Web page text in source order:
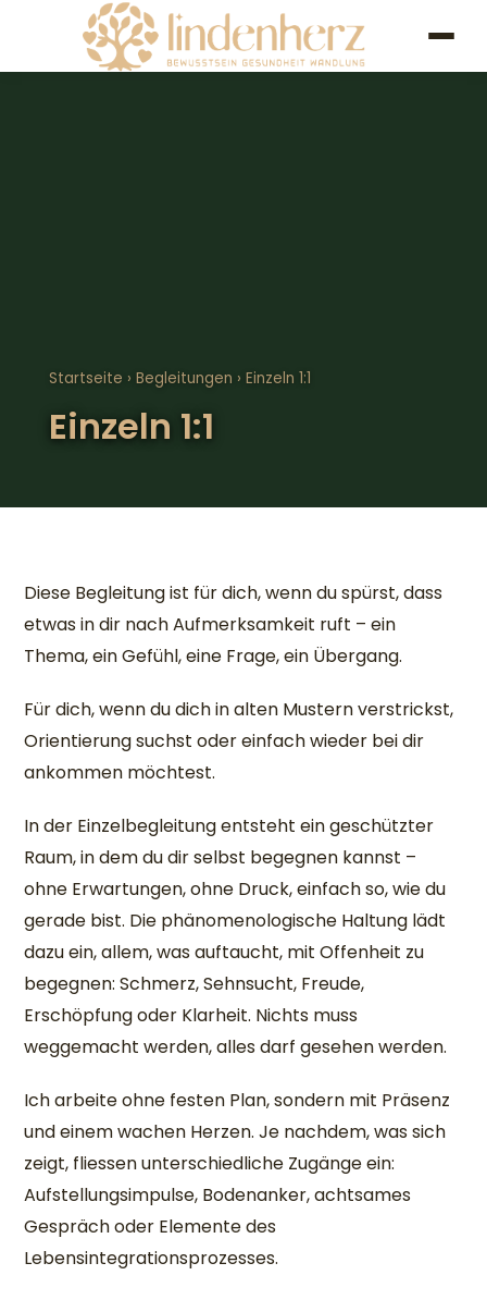
Startseite › Begleitungen › Einzeln 1:1
Einzeln 1:1
Diese Begleitung ist für dich, wenn du spürst, dass
etwas in dir nach Aufmerksamkeit ruft – ein
Thema, ein Gefühl, eine Frage, ein Übergang.
Für dich, wenn du dich in alten Mustern verstrickst,
Orientierung suchst oder einfach wieder bei dir
ankommen möchtest.
In der Einzelbegleitung entsteht ein geschützter
Raum, in dem du dir selbst begegnen kannst –
ohne Erwartungen, ohne Druck, einfach so, wie du
gerade bist. Die phänomenologische Haltung lädt
dazu ein, allem, was auftaucht, mit Offenheit zu
begegnen: Schmerz, Sehnsucht, Freude,
Erschöpfung oder Klarheit. Nichts muss
weggemacht werden, alles darf gesehen werden.
Ich arbeite ohne festen Plan, sondern mit Präsenz
und einem wachen Herzen. Je nachdem, was sich
zeigt, fliessen unterschiedliche Zugänge ein:
Aufstellungsimpulse, Bodenanker, achtsames
Gespräch oder Elemente des
Lebensintegrationsprozesses.